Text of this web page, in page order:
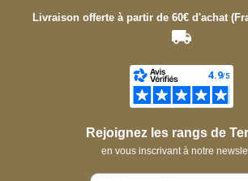
Livraison offerte à partir de 60€ d'achat
Rejoignez les rangs de
en vous inscrivant à notre